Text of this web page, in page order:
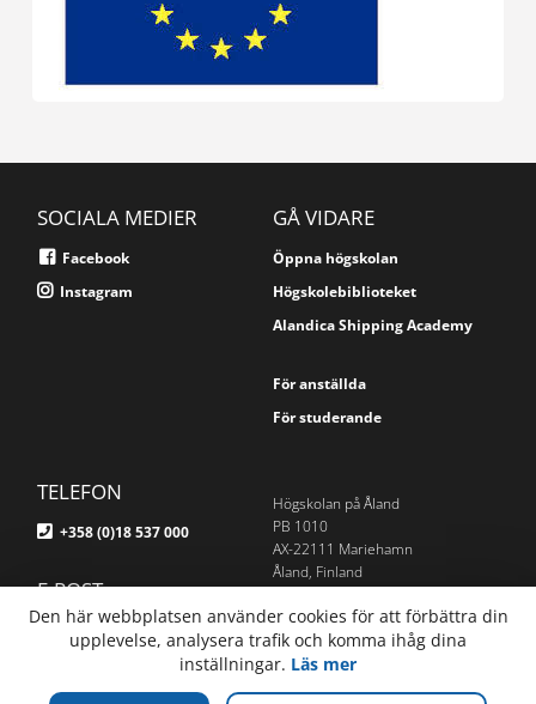
SOCIALA MEDIER
Facebook
Instagram
GÅ VIDARE
Öppna högskolan
Högskolebiblioteket
Alandica Shipping Academy
För anställda
För studerande
TELEFON
+358 (0)18 537 000
E-POST
info@ha.ax
Högskolan på Åland
PB 1010
AX-22111 Mariehamn
Åland, Finland
Om webbplatsen
Webbplatskarta
Den här webbplatsen använder cookies för att förbättra din
upplevelse, analysera trafik och komma ihåg dina
inställningar. Läs mer